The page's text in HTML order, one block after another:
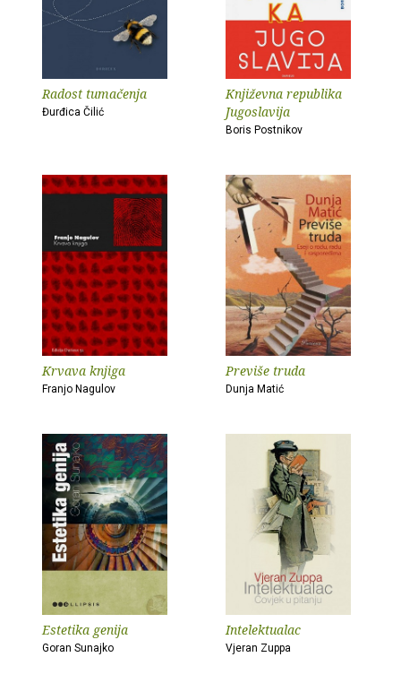
Radost tumačenja
Đurđica Čilić
Književna republika
Jugoslavija
Boris Postnikov
Krvava knjiga
Franjo Nagulov
Previše truda
Dunja Matić
Estetika genija
Goran Sunajko
Intelektualac
Vjeran Zuppa